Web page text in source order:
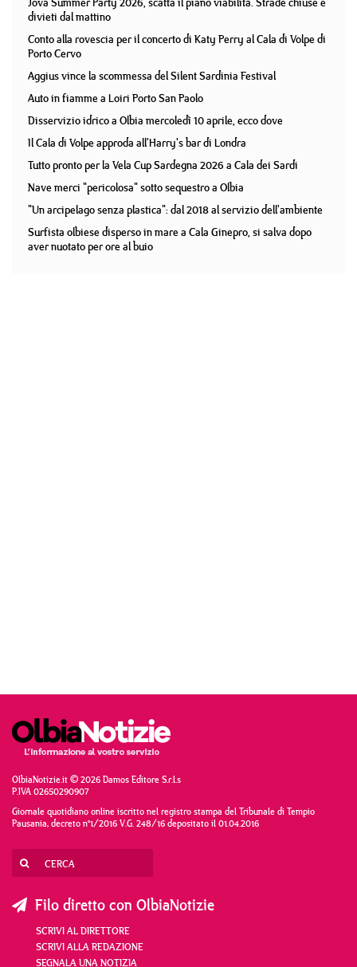
divieti dal mattino
Conto alla rovescia per il concerto di Katy Perry al Cala di Volpe di
Porto Cervo
Aggius vince la scommessa del Silent Sardinia Festival
Auto in fiamme a Loiri Porto San Paolo
Disservizio idrico a Olbia mercoledì 10 aprile, ecco dove
Il Cala di Volpe approda all'Harry's bar di Londra
Tutto pronto per la Vela Cup Sardegna 2026 a Cala dei Sardi
Nave merci "pericolosa" sotto sequestro a Olbia
"Un arcipelago senza plastica": dal 2018 al servizio dell'ambiente
Surfista olbiese disperso in mare a Cala Ginepro, si salva dopo
aver nuotato per ore al buio
OlbiaNotizie.it © 2026 Damos Editore S.r.l.s
P.IVA 02650290907
Giornale quotidiano online iscritto nel registro stampa del Tribunale di Tempio
Pausania, decreto n°1/2016 V.G. 248/16 depositato il 01.04.2016
Filo diretto con OlbiaNotizie
SCRIVI AL DIRETTORE
SCRIVI ALLA REDAZIONE
SEGNALA UNA NOTIZIA